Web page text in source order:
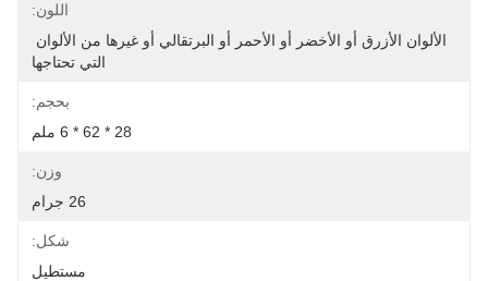
اللون:
الألوان الأزرق أو الأخضر أو ​​الأحمر أو البرتقالي أو غيرها من الألوان
التي تحتاجها
بحجم:
28 * 62 * 6 ملم
وزن:
26 جرام
شكل:
مستطيل